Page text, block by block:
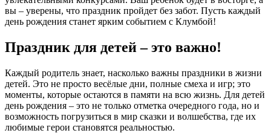
вы – уверены, что праздник пройдет без забот. Пусть каждый
день рождения станет ярким событием с Клумбой!
Праздник для детей – это важно!
Каждый родитель знает, насколько важны праздники в жизни
детей. Это не просто весёлые дни, полные смеха и игр; это
моменты, которые остаются в памяти на всю жизнь. Для детей
день рождения – это не только отметка очередного года, но и
возможность погрузиться в мир сказки и волшебства, где их
любимые герои становятся реальностью.